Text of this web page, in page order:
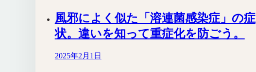
風邪によく似た「溶連菌感染症」の症
状。違いを知って重症化を防ごう。
2025年2月1日